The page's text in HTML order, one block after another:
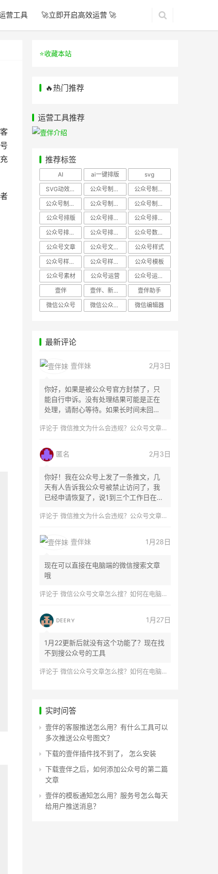
营工具 🚀立即开启高效运营 🚀
⭐️收藏本站
🔥热门推荐
运营工具推荐
推荐标签
AI ai一键排版
svg
SVG动效样式
公众号制作、公众号排版
公众号制作、公众号模板
公众号制作、微信编辑器
公众号制作，公众号排版
公众号制作，公众号排版、微信编辑器
公众号排版
公众号排版，公众号模板
公众号排版，公众号素材
公众号排版，微信编辑器
公众号排版，排版样式
公众号数据分析
公众号文章
公众号文章、公众号运营
公众号样式
公众号样式，微信公众号排版
公众号样式，微信编辑器
公众号模板
公众号素材
公众号运营
公众号运营，公众号编辑器
壹伴
壹伴、新媒体运营
壹伴助手
微信公众号
微信公众号，样式模板、公众号样式 微信编辑器
最新评论
壹伴妹 2月3日
你好，如果是被公众号官方封禁了，只
能自行申诉。没有处理结果可能是正在
处理，请耐心等待。如果长时间未回
评论于 微信推文为什么会违规？公众号文章怎么检测是否违规？
匿名 2月3日
你好！我在公众号上发了一条推文，几
天有人告诉我公众号被禁止访问了，我
已经申请恢复了，说1到三个工作日在微
评论于 微信推文为什么会违规？公众号文章怎么检测是否违规？
壹伴妹 1月28日
现在可以直接在电脑端的微信搜索文章
哦
评论于 微信公众号文章怎么搜？如何在电脑上搜索公众号文章？
ᴅᴇᴇʀʏ 1月27日
1月22更新后就没有这个功能了？现在找
不到搜公众号的工具
评论于 微信公众号文章怎么搜？如何在电脑上搜索公众号文章？
实时问答
壹伴的客服推送怎么用？有什么工具可以
多次推送公众号图文？
下载的壹伴插件找不到了， 怎么安装
下载壹伴之后，如何添加公众号的第二篇
文章
壹伴的模板通知怎么用？服务号怎么每天
给用户推送消息？